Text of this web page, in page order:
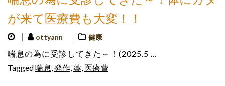
が来て医療費も大変！！
ottyann 健康
喘息の為に受診してきた～！(2025.5 …
Tagged喘息,発作,薬, 医療費